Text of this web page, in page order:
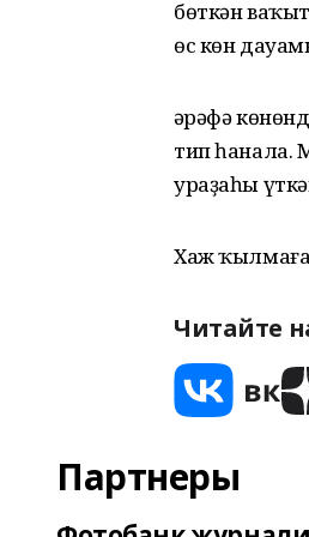
бөткән
өс көн
Ғәрәфә
тип һанала.
ураҙаһы
Хаж
Читайте
Партнеры